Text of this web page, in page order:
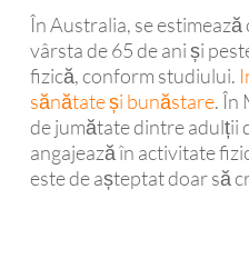
În Australia, se
vârsta de 65 de ani și
fizică, conform studiului.
sănătate și bunăstare. În
de jumătate dintre adulții
angajează în activitate
este de așteptat doar să